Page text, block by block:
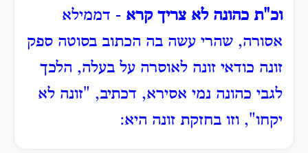
וכ"ת כהונה לא צריך קרא - דממילא
אסורה, שהרי עשה בה הכתוב בסוטה ספק
זונה כודאי זונה לאוסרה על בעלה, הלכך
לגבי כהונה נמי אסירא, דכתיב, "זונה לא
יקחו", וזו בחזקת זונה היא: